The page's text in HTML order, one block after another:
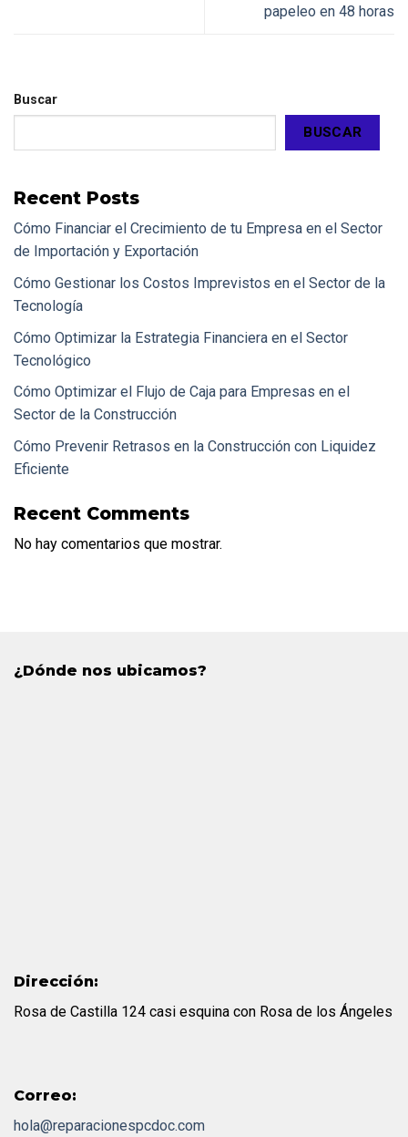
papeleo en 48 horas
Buscar
BUSCAR
Recent Posts
Cómo Financiar el Crecimiento de tu Empresa en el Sector
de Importación y Exportación
Cómo Gestionar los Costos Imprevistos en el Sector de la
Tecnología
Cómo Optimizar la Estrategia Financiera en el Sector
Tecnológico
Cómo Optimizar el Flujo de Caja para Empresas en el
Sector de la Construcción
Cómo Prevenir Retrasos en la Construcción con Liquidez
Eficiente
Recent Comments
No hay comentarios que mostrar.
¿Dónde nos ubicamos?
Dirección:
Rosa de Castilla 124 casi esquina con Rosa de los Ángeles
Correo:
hola@reparacionespcdoc.com